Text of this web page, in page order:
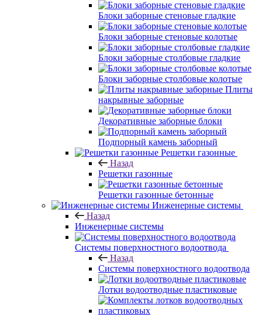
Блоки заборные стеновые гладкие
Блоки заборные стеновые колотые
Блоки заборные столбовые гладкие
Блоки заборные столбовые колотые
Плиты
накрывные заборные
Декоративные заборные блоки
Подпорный камень заборный
Решетки газонные
Назад
Решетки газонные
Решетки газонные бетонные
Инженерные системы
Назад
Инженерные системы
Системы поверхностного водоотвода
Назад
Системы поверхностного водоотвода
Лотки водоотводные пластиковые